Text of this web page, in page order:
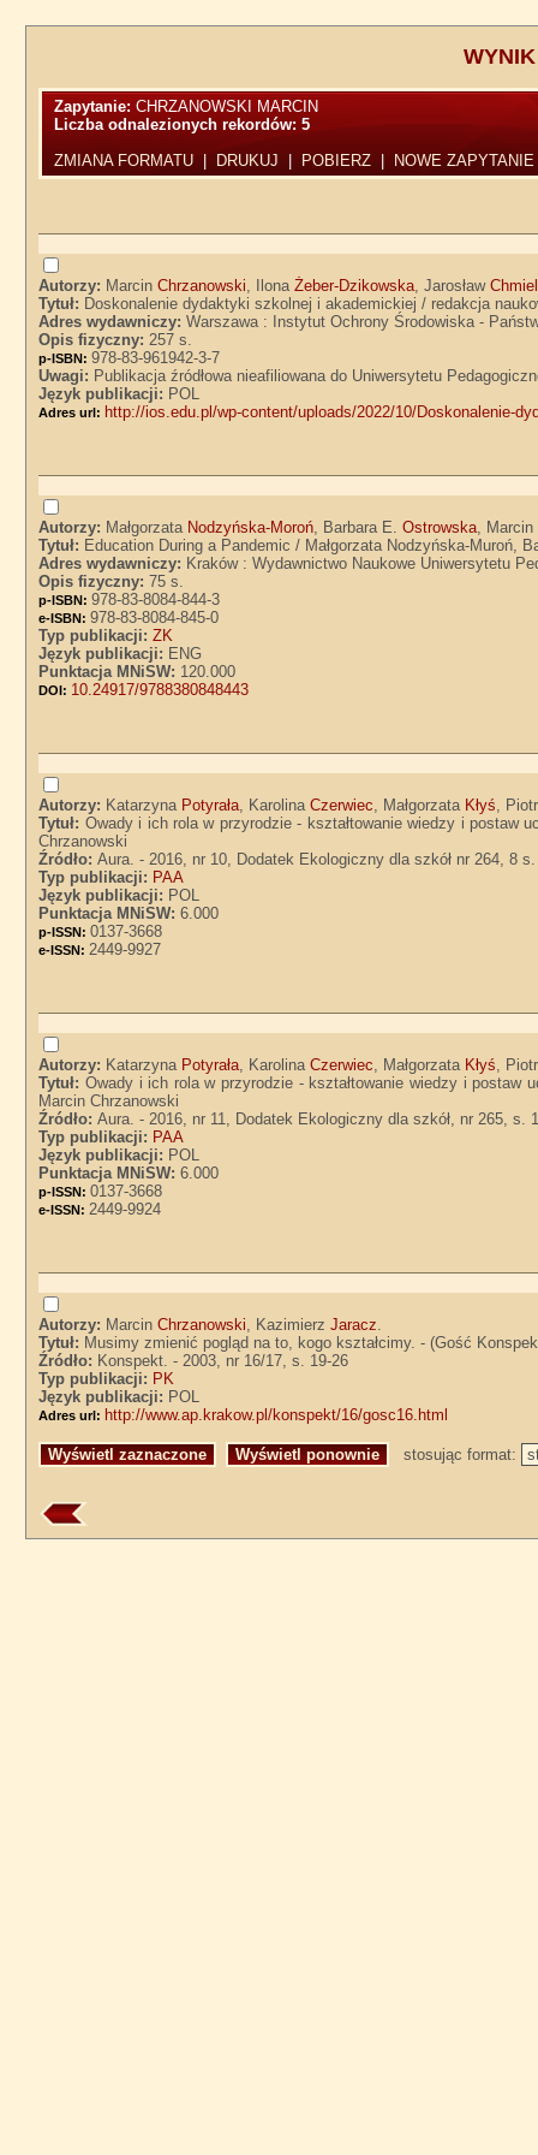
Zapytanie:CHRZANOWSKI MARCIN
Liczba odnalezionych rekordów:5
ZMIANA FORMATU
DRUKUJ POBIERZ NOWE ZAPYTANIE
Autorzy: MarcinChrzanowski, IlonaŻeber-Dzikowska, Jarosław
Tytuł: Doskonalenie dydaktyki szkolnej i akademickiej / redakcja
Adres wydawniczy:Warszawa : Instytut Ochrony Środowiska -
Opis fizyczny:257 s.
p-ISBN:978-83-961942-3-7
Uwagi: Publikacja źródłowa nieafiliowana do Uniwersytetu
Język publikacji: POL
Adres url: http://ios.edu.pl/wp-content/uploads/2022/10/Doskonalenie-
Autorzy: Małgorzata Nodzyńska-Moroń, Barbara E.Ostrowska, Marcin
Tytuł: Education During a Pandemic / Małgorzata Nodzyńska-Muroń,
Adres wydawniczy: Kraków : Wydawnictwo Naukowe Uniwersytetu
Opis fizyczny:75 s.
p-ISBN:978-83-8084-844-3
e-ISBN:978-83-8084-845-0
Typ publikacji:ZK
Język publikacji: ENG
Punktacja MNiSW: 120.000
DOI: 10.24917/9788380848443
Autorzy: Katarzyna Potyrała, KarolinaCzerwiec, Małgorzata Kłyś,
Tytuł: Owady i ich rola w przyrodzie - kształtowanie wiedzy i postaw
Chrzanowski
Źródło:Aura. - 2016, nr 10, Dodatek Ekologiczny dla szkół nr 264, 8 s.
Typ publikacji: PAA
Język publikacji: POL
Punktacja MNiSW:6.000
p-ISSN:0137-3668
e-ISSN: 2449-9927
Autorzy: Katarzyna Potyrała, KarolinaCzerwiec, Małgorzata Kłyś,
Tytuł: Owady i ich rola w przyrodzie - kształtowanie wiedzy i postaw
Marcin Chrzanowski
Źródło:Aura. - 2016, nr 11, Dodatek Ekologiczny dla szkół, nr 265, s.
Typ publikacji: PAA
Język publikacji: POL
Punktacja MNiSW:6.000
p-ISSN:0137-3668
e-ISSN: 2449-9924
Autorzy: MarcinChrzanowski, KazimierzJaracz.
Tytuł: Musimy zmienić pogląd na to, kogo kształcimy. - (Gość
Źródło: Konspekt. - 2003, nr 16/17, s. 19-26
Typ publikacji: PK
Język publikacji: POL
Adres url: http://www.ap.krakow.pl/konspekt/16/gosc16.html
stosując format: